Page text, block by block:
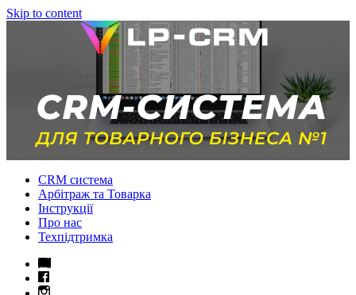
Skip to content
CRM система
Арбітраж та Товарка
Інструкції
Про нас
Техпідтримка